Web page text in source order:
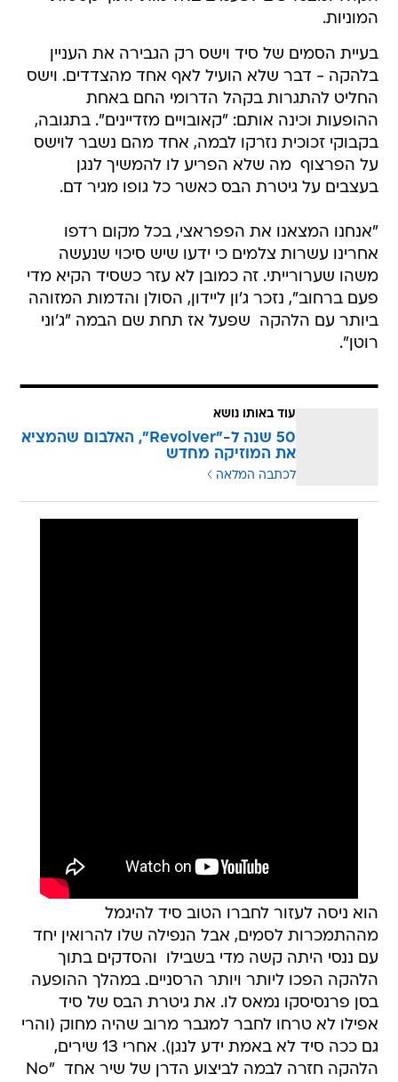
המוניות.
בעיית הסמים של סיד וישס רק הגבירה את העניין
בלהקה - דבר שלא הועיל לאף אחד מהצדדים. וישס
החליט להתגרות בקהל הדרומי החם באחת
ההופעות וכינה אותם: "קאובויים מזדיינים". בתגובה,
בקבוקי זכוכית נזרקו לבמה, אחד מהם נשבר לוישס
על הפרצוף  מה שלא הפריע לו להמשיך לנגן
בעצבים על גיטרת הבס כאשר כל גופו מגיר דם.
"אנחנו המצאנו את הפפראצי, בכל מקום רדפו
אחרינו עשרות צלמים כי ידעו שיש סיכוי שנעשה
משהו שערורייתי. זה כמובן לא עזר כשסיד הקיא מדי
פעם ברחוב", נזכר ג'ון ליידון, הסולן והדמות המזוהה
ביותר עם הלהקה  שפעל אז תחת שם הבמה "ג'וני
רוטן".
עוד באותו נושא
50 שנה ל-"Revolver", האלבום שהמציא
את המוזיקה מחדש
לכתבה המלאה
הוא ניסה לעזור לחברו הטוב סיד להיגמל
מההתמכרות לסמים, אבל הנפילה שלו להרואין יחד
עם ננסי היתה קשה מדי בשבילו  והסדקים בתוך
הלהקה הפכו ליותר ויותר הרסניים. במהלך ההופעה
בסן פרנסיסקו נמאס לו. את גיטרת הבס של סיד
אפילו לא טרחו לחבר למגבר מרוב שהיה מחוק (והרי
גם ככה סיד לא באמת ידע לנגן). אחרי 13 שירים,
הלהקה חזרה לבמה לביצוע הדרן של שיר אחד  "No